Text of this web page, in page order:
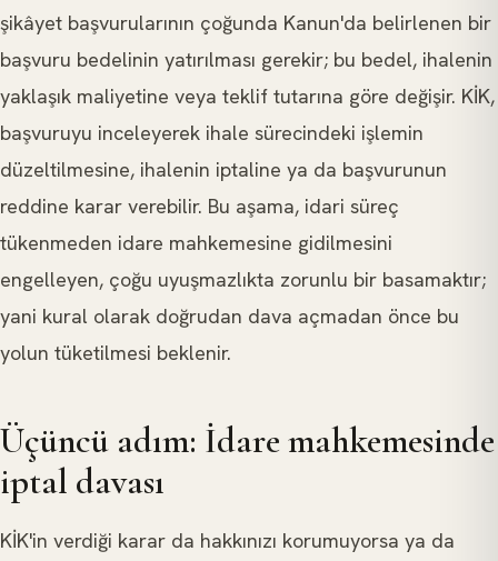
şikâyet başvurularının çoğunda Kanun'da belirlenen bir
başvuru bedelinin yatırılması gerekir; bu bedel, ihalenin
yaklaşık maliyetine veya teklif tutarına göre değişir. KİK,
başvuruyu inceleyerek ihale sürecindeki işlemin
düzeltilmesine, ihalenin iptaline ya da başvurunun
reddine karar verebilir. Bu aşama, idari süreç
tükenmeden idare mahkemesine gidilmesini
engelleyen, çoğu uyuşmazlıkta zorunlu bir basamaktır;
yani kural olarak doğrudan dava açmadan önce bu
yolun tüketilmesi beklenir.
Üçüncü adım: İdare mahkemesinde
iptal davası
KİK'in verdiği karar da hakkınızı korumuyorsa ya da